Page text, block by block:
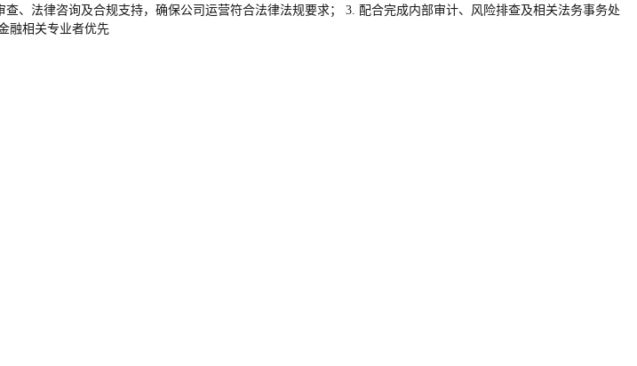
、法律咨询及合规支持，确保公司运营符合法律法规要求； 3. 配合完成内部审计、风险排查及相关法务事务处
融相关专业者优先